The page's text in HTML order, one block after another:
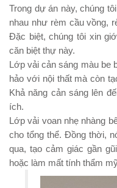
Trong dự án này, chúng
nhau như rèm cầu vồng,
Đặc biệt, chúng tôi xin
căn biệt thự này.
Lớp vải cản sáng màu be
hảo với nội thất mà còn
Khả năng cản sáng lên
ích.
Lớp vải voan nhẹ nhàng
cho tổng thể. Đồng thời,
qua, tạo cảm giác gần
hoặc làm mất tính thẩm